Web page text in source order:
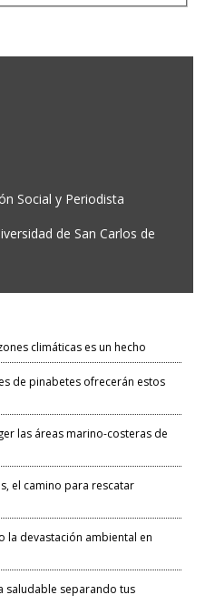
Social y Periodista
de San Carlos de
climáticas es un hecho
de pinabetes ofrecerán estos
las áreas marino-costeras de
el camino para rescatar
la devastación ambiental en
saludable separando tus